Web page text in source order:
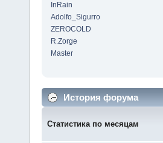
InRain
Adolfo_Sigurro
ZEROCOLD
R.Zorge
Master
История форума
Статистика по месяцам